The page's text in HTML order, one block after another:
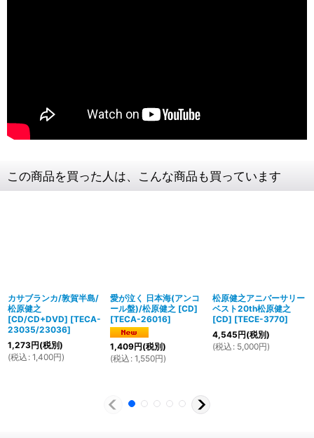
この商品を買った人は、こんな商品も買っています
カサブランカ/敦賀半島/
松原健之
[CD/CD+DVD] [TECA-
23035/23036]
1,273円(税別)
(税込 : 1,400円)
愛が泣く 日本海(アンコ
ール盤)/松原健之 [CD]
[TECA-26016]
1,409円(税別)
(税込 : 1,550円)
松原健之アニバーサリー
ベスト20th松原健之
[CD] [TECE-3770]
4,545円(税別)
(税込 : 5,000円)